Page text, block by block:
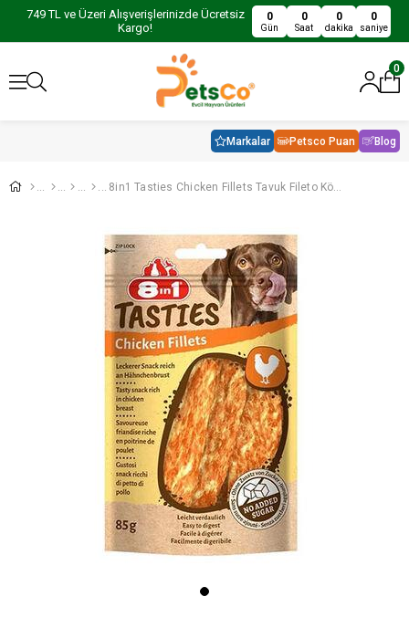
749 TL ve Üzeri Alışverişlerinizde Ücretsiz
Kargo!
0
Gün
0
Saat
0
dakika
0
saniye
0
Markalar Petsco Puan Blog
8in1 Tasties Chicken Fillets Tavuk Fileto Köpek Ödül Maması 85Gr